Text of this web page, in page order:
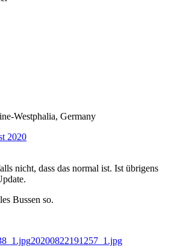
Westphalia, Germany
2020
nicht, dass das normal ist. Ist übrigens
Bussen so.
20200822191257_1.jpg